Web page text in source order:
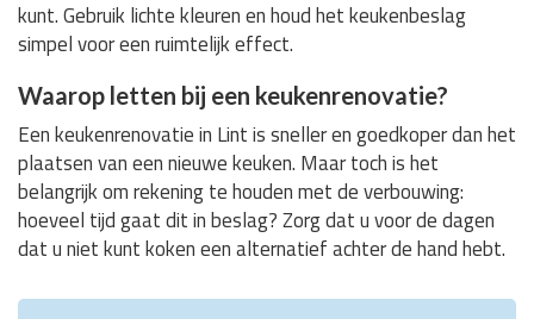
kunt. Gebruik lichte kleuren en houd het keukenbeslag
simpel voor een ruimtelijk effect.
Waarop letten bij een keukenrenovatie?
Een keukenrenovatie in Lint is sneller en goedkoper dan het
plaatsen van een nieuwe keuken. Maar toch is het
belangrijk om rekening te houden met de verbouwing:
hoeveel tijd gaat dit in beslag? Zorg dat u voor de dagen
dat u niet kunt koken een alternatief achter de hand hebt.